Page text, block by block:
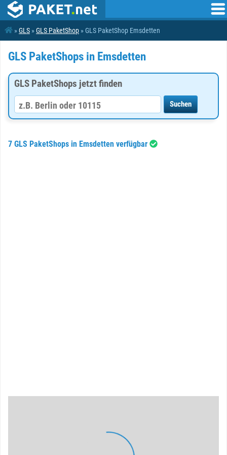
»GLS »GLS PaketShop » GLS PaketShop Emsdetten
GLS PaketShops in Emsdetten
GLS PaketShops jetzt finden
7 GLS PaketShops in Emsdetten verfügbar